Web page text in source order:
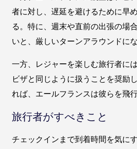
者に対し、遅延を避けるために早
る。特に、週末や直前の出張の場
いと、厳しいターンアラウンドに
一方、レジャーを楽しむ旅行者に
ビザと同じように扱うことを奨励
れば、エールフランスは彼らを飛
旅行者がすべきこと
チェックインまで到着時間を気に